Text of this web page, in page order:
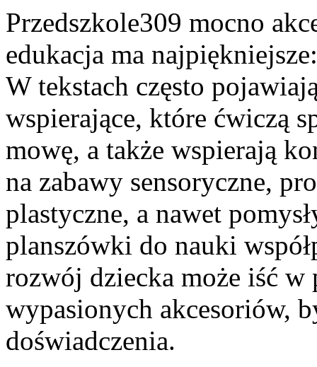
Przedszkole309 mocno
edukacja ma
W tekstach często
wspierające, które ćwiczą
mowę, a także wspierają
na zabawy sensoryczne,
plastyczne, a nawet
planszówki do nauki
rozwój dziecka może iść w
wypasionych akcesoriów,
doświadczenia.